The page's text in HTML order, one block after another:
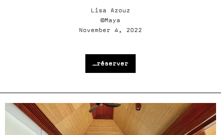
Lisa Azouz
©Maya
November 4, 2022
_réserver